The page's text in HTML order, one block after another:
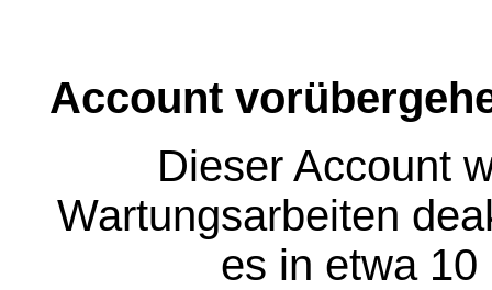
Account
Dieser Account
Wartungsarbeiten
es in etwa